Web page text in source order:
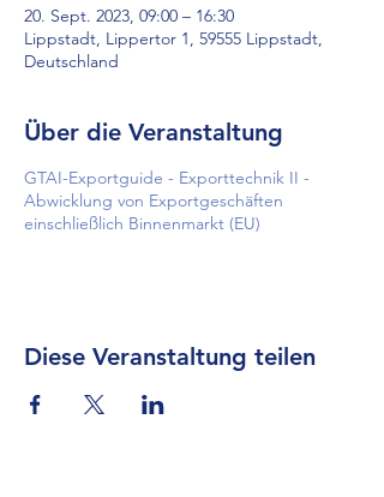
20. Sept. 2023, 09:00 – 16:30
Lippstadt, Lippertor 1, 59555 Lippstadt,
Deutschland
Über die Veranstaltung
GTAI-Exportguide - Exporttechnik II -
Abwicklung von Exportgeschäften
einschließlich Binnenmarkt (EU)
Diese Veranstaltung teilen